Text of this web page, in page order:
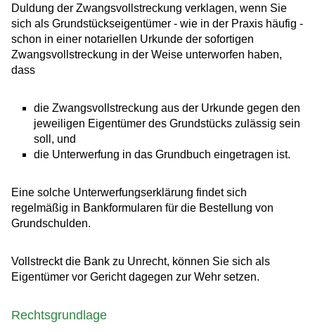
Duldung der Zwangsvollstreckung verklagen, wenn Sie
sich als Grundstückseigentümer - wie in der Praxis häufig -
schon in einer notariellen Urkunde der sofortigen
Zwangsvollstreckung in der Weise unterworfen haben,
dass
die Zwangsvollstreckung aus der Urkunde gegen den
jeweiligen Eigentümer des Grundstücks zulässig sein
soll, und
die Unterwerfung in das Grundbuch eingetragen ist.
Eine solche Unterwerfungserklärung findet sich
regelmäßig in Bankformularen für die Bestellung von
Grundschulden.
Vollstreckt die Bank zu Unrecht, können Sie sich als
Eigentümer vor Gericht dagegen zur Wehr setzen.
Rechtsgrundlage